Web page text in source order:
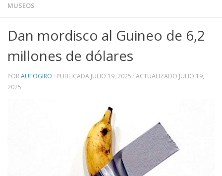
MUSEOS
Dan mordisco al Guineo de 6,2
millones de dólares
PORAUTOGIRO · PUBLICADA JULIO 19, 2025 · ACTUALIZADO JULIO 19,
2025